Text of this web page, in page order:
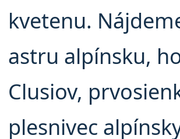
kvetenu.
astru alpínsku,
Clusiov,
plesnivec